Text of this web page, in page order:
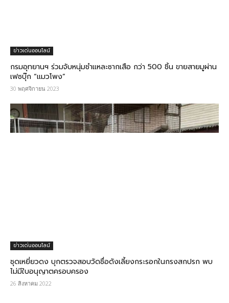
ข่าวเด่นออนไลน์
กรมอุทยานฯ ร่วมจับหนุ่มชำแหละซากเสือ กว่า 500 ชิ้น ขายสายมูผ่าน
เฟซบุ๊ก “แมวโพง”
30 พฤศจิกายน 2023
ข่าวเด่นออนไลน์
ชุดเหยี่ยวดง บุกตรวจสอบวัดชื่อดังเลี้ยงกระรอกในกรงสกปรก พบ
ไม่มีใบอนุญาตครอบครอง
26 สิงหาคม 2022